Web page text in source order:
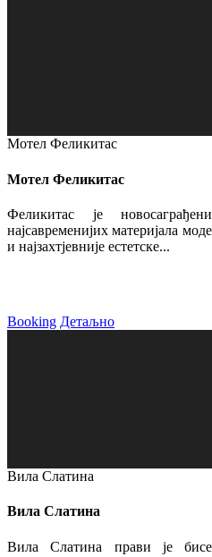
Мотел Феликитас
Мотел Феликитас
Феликитас је
најсавременијих материјала
и најзахтјевније естетске...
Booking Детаљно
Вила Слатина
Вила Слатина
Вила Слатина прави је